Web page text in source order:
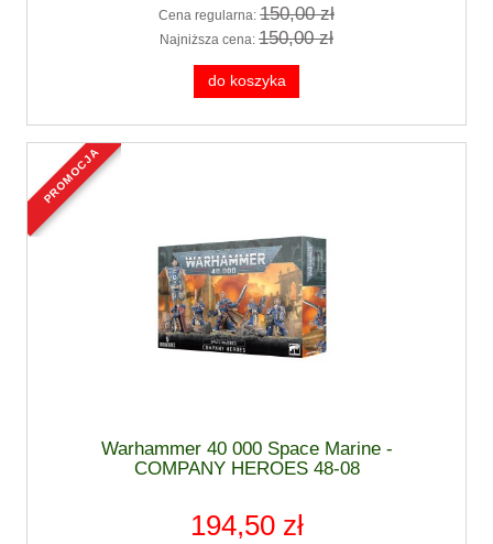
Cena regularna: 150,00 zł
Najniższa cena: 150,00 zł
do koszyka
Warhammer 40 000 Space Marine -
COMPANY HEROES 48-08
194,50 zł
promocja